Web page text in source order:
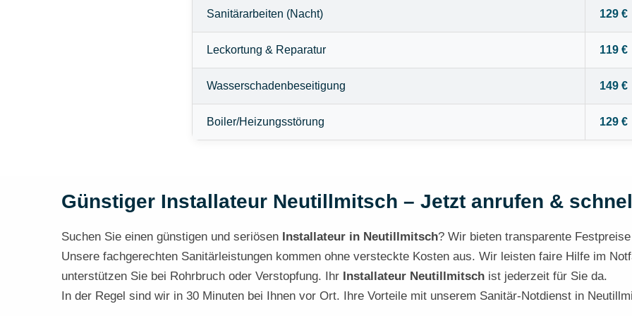
Sanitärarbeiten (Nacht) 129 €
Leckortung & Reparatur 119 €
Wasserschadenbeseitigung 149 €
Boiler/Heizungsstörung 129 €
Günstiger Installateur Neutillmitsch – Jetzt anrufen &
Suchen Sie einen günstigen und seriösen Installateur in Neutillmitsch? Wir bieten transparente
Unsere fachgerechten Sanitärleistungen kommen ohne versteckte Kosten aus. Wir leisten faire Hilfe im
unterstützen Sie bei Rohrbruch oder Verstopfung. Ihr Installateur Neutillmitsch ist jederzeit für Sie da.
In der Regel sind wir in 30 Minuten bei Ihnen vor Ort. Ihre Vorteile mit unserem Sanitär-Notdienst in